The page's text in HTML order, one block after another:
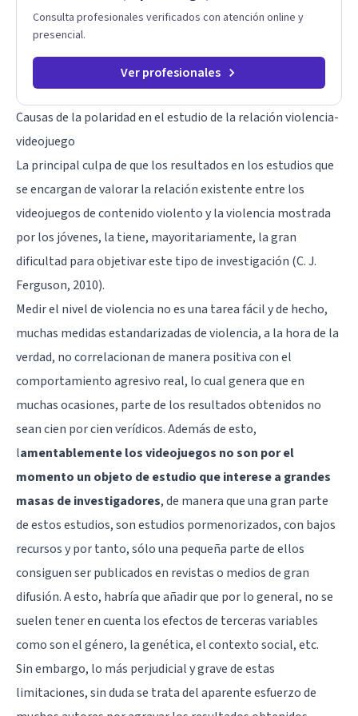
Consulta profesionales verificados con atención online y
presencial.
Ver profesionales
Causas de la polaridad en el estudio de la relación violencia-
videojuego
La principal culpa de que los resultados en los estudios que
se encargan de valorar la relación existente entre los
videojuegos de contenido violento y la violencia mostrada
por los jóvenes, la tiene, mayoritariamente, la gran
dificultad para objetivar este tipo de investigación (C. J.
Ferguson, 2010).
Medir el nivel de violencia no es una tarea fácil y de hecho,
muchas medidas estandarizadas de violencia, a la hora de la
verdad, no correlacionan de manera positiva con el
comportamiento agresivo real, lo cual genera que en
muchas ocasiones, parte de los resultados obtenidos no
sean cien por cien verídicos. Además de esto,
lamentablemente los videojuegos no son por el
momento un objeto de estudio que interese a grandes
masas de investigadores, de manera que una gran parte
de estos estudios, son estudios pormenorizados, con bajos
recursos y por tanto, sólo una pequeña parte de ellos
consiguen ser publicados en revistas o medios de gran
difusión. A esto, habría que añadir que por lo general, no se
suelen tener en cuenta los efectos de terceras variables
como son el género, la genética, el contexto social, etc.
Sin embargo, lo más perjudicial y grave de estas
limitaciones, sin duda se trata del aparente esfuerzo de